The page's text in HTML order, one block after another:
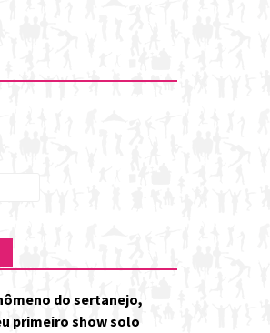
do sertanejo,
primeiro show solo